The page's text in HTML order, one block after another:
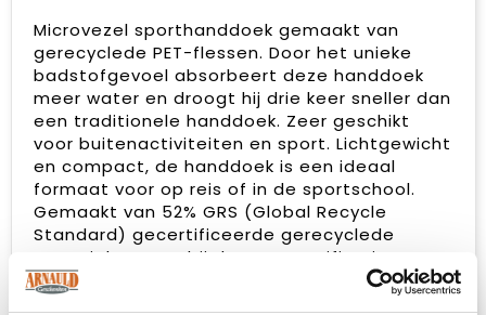
Microvezel sporthanddoek gemaakt van
gerecyclede PET-flessen. Door het unieke
badstofgevoel absorbeert deze handdoek
meer water en droogt hij drie keer sneller dan
een traditionele handdoek. Zeer geschikt
voor buitenactiviteiten en sport. Lichtgewicht
en compact, de handdoek is een ideaal
formaat voor op reis of in de sportschool.
Gemaakt van 52% GRS (Global Recycle
Standard) gecertificeerde gerecyclede
materialen, waarbij de GRS-certificering een
volledig gecertificeerde toeleveringsketen
van gerecyclede materialen garandeert.